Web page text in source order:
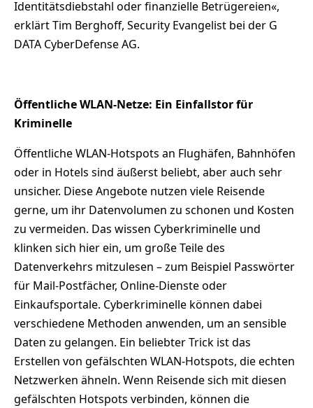
Identitätsdiebstahl oder finanzielle Betrügereien«,
erklärt Tim Berghoff, Security Evangelist bei der G
DATA CyberDefense AG.
Öffentliche WLAN-Netze: Ein Einfallstor für
Kriminelle
Öffentliche WLAN-Hotspots an Flughäfen, Bahnhöfen
oder in Hotels sind äußerst beliebt, aber auch sehr
unsicher. Diese Angebote nutzen viele Reisende
gerne, um ihr Datenvolumen zu schonen und Kosten
zu vermeiden. Das wissen Cyberkriminelle und
klinken sich hier ein, um große Teile des
Datenverkehrs mitzulesen – zum Beispiel Passwörter
für Mail-Postfächer, Online-Dienste oder
Einkaufsportale. Cyberkriminelle können dabei
verschiedene Methoden anwenden, um an sensible
Daten zu gelangen. Ein beliebter Trick ist das
Erstellen von gefälschten WLAN-Hotspots, die echten
Netzwerken ähneln. Wenn Reisende sich mit diesen
gefälschten Hotspots verbinden, können die